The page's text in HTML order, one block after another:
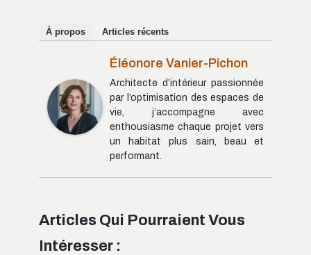
À propos Articles récents
Éléonore Vanier-Pichon
Architecte d’intérieur passionnée
par l’optimisation des espaces de
vie, j’accompagne avec
enthousiasme chaque projet vers
un habitat plus sain, beau et
performant.
Articles Qui Pourraient Vous
Intéresser :